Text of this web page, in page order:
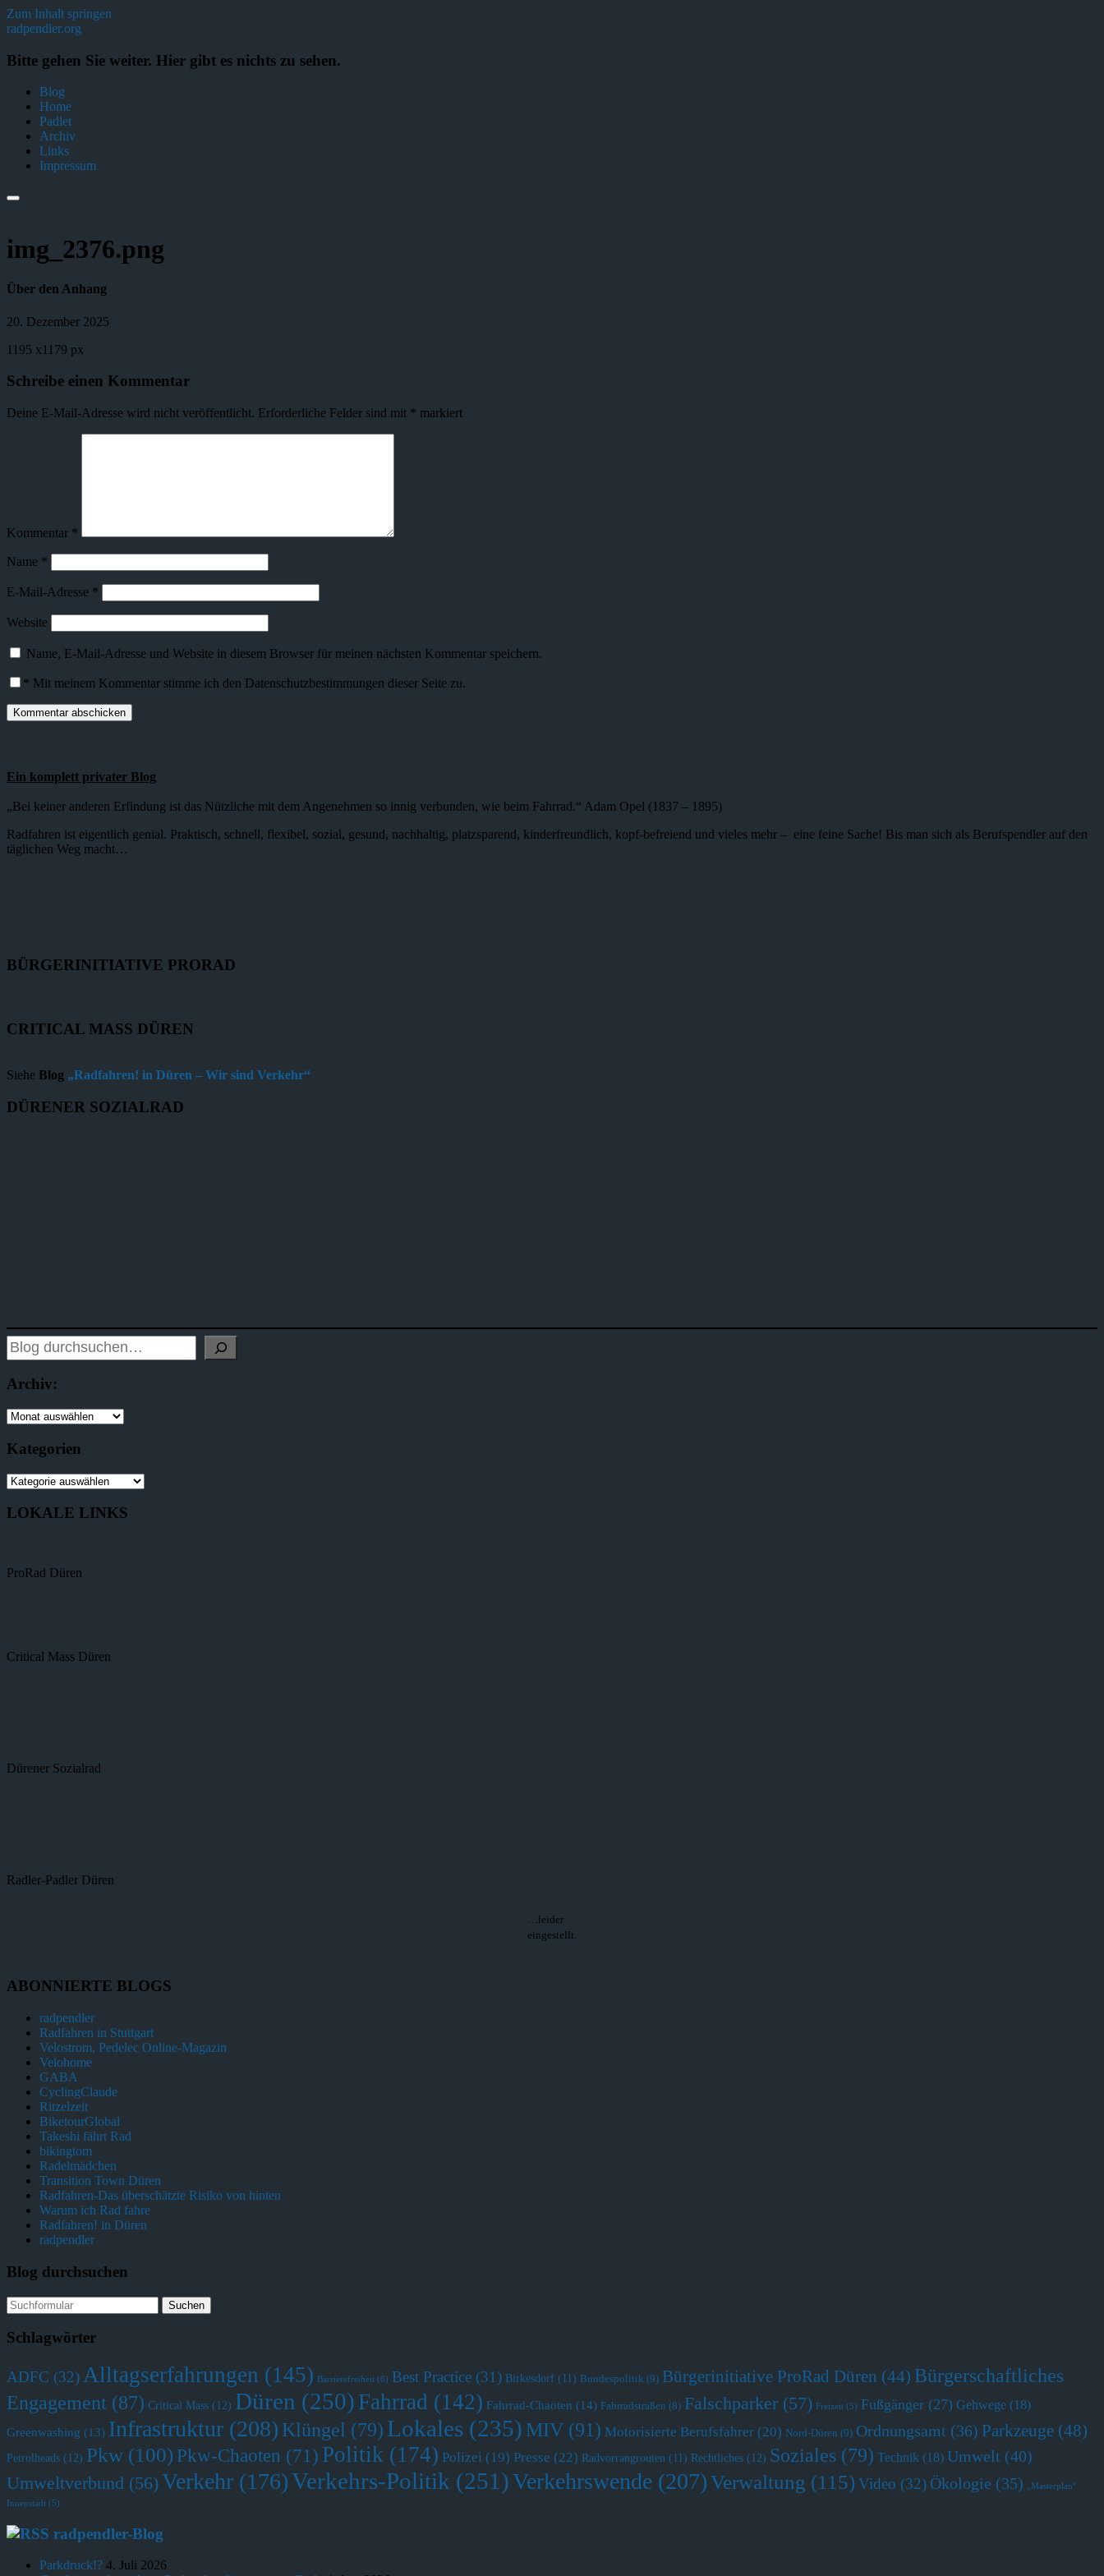
Zum Inhalt springen
radpendler.org
Bitte gehen Sie weiter. Hier gibt es nichts zu sehen.
Blog
Home
Padlet
Archiv
Links
Impressum
img_2376.png
Über den Anhang
20. Dezember 2025
1195 x1179 px
Schreibe einen Kommentar
Deine E-Mail-Adresse wird nicht veröffentlicht. Erforderliche Felder sind mit * markiert
Kommentar *
Name *
E-Mail-Adresse *
Website
Name, E-Mail-Adresse und Website in diesem Browser für meinen nächsten Kommentar speichern.
* Mit meinem Kommentar stimme ich den Datenschutzbestimmungen dieser Seite zu.
Ein komplett privater Blog
„Bei keiner anderen Erfindung ist das Nützliche mit dem Angenehmen so innig verbunden, wie beim Fahrrad.“ Adam Opel (1837 – 1895)
Radfahren ist eigentlich genial. Praktisch, schnell, flexibel, sozial, gesund, nachhaltig, platzsparend, kinderfreundlich, kopf-befreiend und vieles mehr – eine feine Sache! Bis man sich als Berufspendler auf den
täglichen Weg macht…
BÜRGERINITIATIVE PRORAD
CRITICAL MASS DÜREN
Siehe Blog „Radfahren! in Düren – Wir sind Verkehr“
DÜRENER SOZIALRAD
Archiv:
Kategorien
LOKALE LINKS
ProRad Düren
Critical Mass Düren
Dürener Sozialrad
Radler-Padler Düren
…leider
eingestellt.
ABONNIERTE BLOGS
radpendler
Radfahren in Stuttgart
Velostrom, Pedelec Online-Magazin
Velohome
GABA
CyclingClaude
Ritzelzeit
BiketourGlobal
Takeshi fährt Rad
bikingtom
Radelmädchen
Transition Town Düren
Radfahren-Das überschätzte Risiko von hinten
Warum ich Rad fahre
Radfahren! in Düren
radpendler
Blog durchsuchen
Schlagwörter
ADFC (32)Alltagserfahrungen (145) Barrierefreiheit (6) Best Practice (31) Birkesdorf (11) Bundespolitik (9) Bürgerinitiative ProRad Düren (44) Bürgerschaftliches
Engagement (87) Critical Mass (12) Düren (250) Fahrrad (142) Fahrrad-Chaoten (14) Fahrradstraßen (8) Falschparker (57) Freizeit (5) Fußgänger (27) Gehwege (18)
Greenwashing (13) Infrastruktur (208) Klüngel (79) Lokales (235) MIV (91) Motorisierte Berufsfahrer (20) Nord-Düren (9) Ordnungsamt (36) Parkzeuge (48)
Petrolheads (12) Pkw (100) Pkw-Chaoten (71) Politik (174) Polizei (19) Presse (22) Radvorrangrouten (11) Rechtliches (12) Soziales (79) Technik (18) Umwelt (40)
Umweltverbund (56)Verkehr (176)Verkehrs-Politik (251)Verkehrswende (207)Verwaltung (115) Video (32) Ökologie (35)
„Masterplan“
Innenstadt (5)
radpendler-Blog
Parkdruck!? 4. Juli 2026